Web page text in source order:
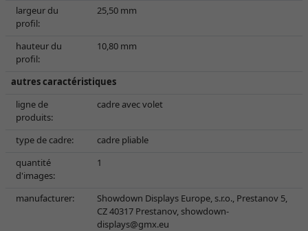
largeur du
profil:
25,50 mm
hauteur du
profil:
10,80 mm
autres caractéristiques
ligne de
produits:
cadre avec volet
type de cadre:
cadre pliable
quantité
d'images:
1
manufacturer:
Showdown Displays Europe, s.r.o., Prestanov 5,
CZ 40317 Prestanov,showdown-
displays@gmx.eu